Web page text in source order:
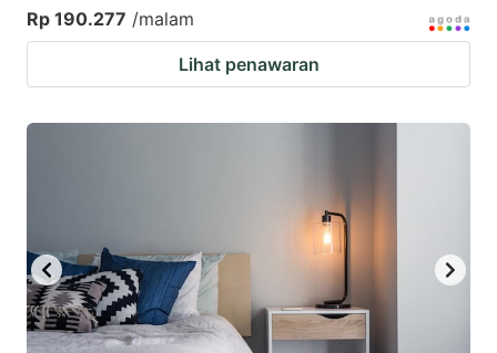
Rp 190.277 /malam
Lihat penawaran